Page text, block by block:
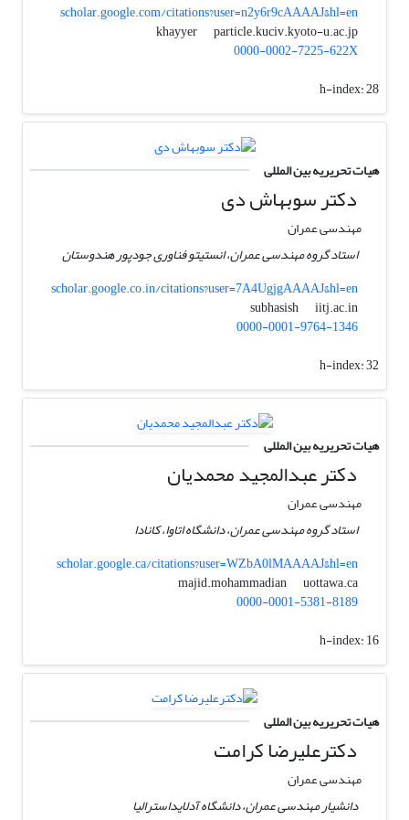
scholar.google.com/citations?user=n2y6r9cAAAAJ&hl=en
khayyer
particle.kuciv.kyoto-u.ac.jp
0000-0002-7225-622X
h-index:28
هیات تحریریه بین المللی
دکتر سوبهاش دی
مهندسی عمران
استاد گروه مهندسی عمران، انستیتو فناوری جودپور هندوستان
scholar.google.co.in/citations?user=7A4UgjgAAAAJ&hl=en
subhasish
iitj.ac.in
0000-0001-9764-1346
h-index:32
هیات تحریریه بین المللی
دکتر عبدالمجید محمدیان
مهندسی عمران
استاد گروه مهندسی عمران، دانشگاه اتاوا، کانادا
scholar.google.ca/citations?user=WZbA0lMAAAAJ&hl=en
majid.mohammadian
uottawa.ca
0000-0001-5381-8189
h-index:16
هیات تحریریه بین المللی
دکترعلیرضا کرامت
مهندسی عمران
دانشیار مهندسی عمران، دانشگاه آدلایداسترالیا